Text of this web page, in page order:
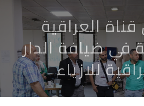
العراقية
في ضيافة الدار
للازياء